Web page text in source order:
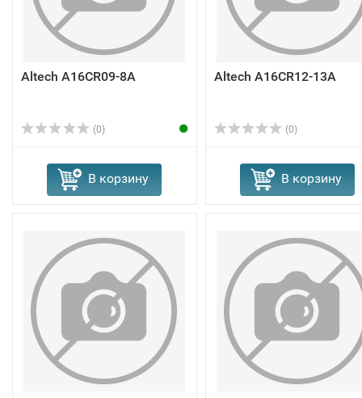
Altech A16CR09-8A
(0)
В корзину
Altech A16CR12-13A
(0)
В корзину